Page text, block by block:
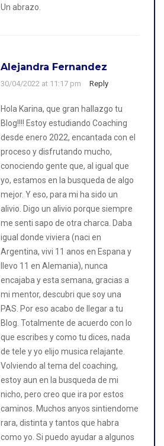
Un abrazo.
Alejandra Fernandez
30/04/2022 at 11:17 pm Reply
Hola Karina, que gran hallazgo tu
Blog!!!! Estoy estudiando Coaching
desde enero 2022, encantada con el
proceso y disfrutando mucho,
conociendo gente que, al igual que
yo, estamos en la busqueda de algo
mejor. Y eso, para mi ha sido un
alivio. Digo un alivio porque siempre
me senti sapo de otra charca. Daba
igual donde viviera (naci en
Argentina, vivi 11 anos en Espana y
llevo 11 en Alemania), nunca
encajaba y esta semana, gracias a
mi mentor, descubri que soy una
PAS. Por eso acabo de llegar a tu
Blog. Totalmente de acuerdo con lo
que escribes y como tu dices, nada
de tele y yo elijo musica relajante.
Volviendo al tema del coaching,
estoy aun en la busqueda de mi
nicho, pero creo que ira por estos
caminos. Muchos anyos sintiendome
rara, distinta y tantos que habra
como yo. Si puedo ayudar a algunos